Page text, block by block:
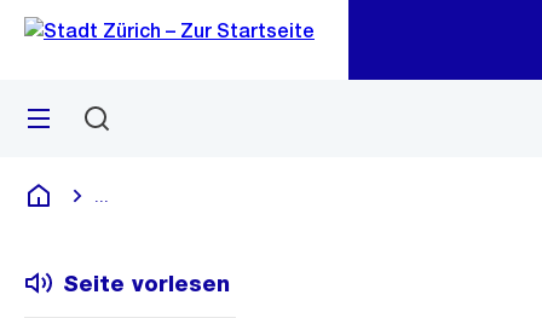
Navigation
Sprunglink
Menü
Deutsch
Seite vorlesen